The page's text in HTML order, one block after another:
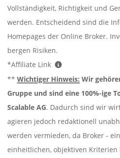
Vollständigkeit, Richtigkeit und
werden. Entscheidend sind die
Homepages der Online Broker.
bergen Risiken.
*Affiliate Link
** Wichtiger Hinweis: Wir
Gruppe und sind eine 100%-ige
Scalable AG. Dadurch sind wir
agieren jedoch redaktionell
werden vermieden, da Broker -
einheitlichen, objektiven Kriterien